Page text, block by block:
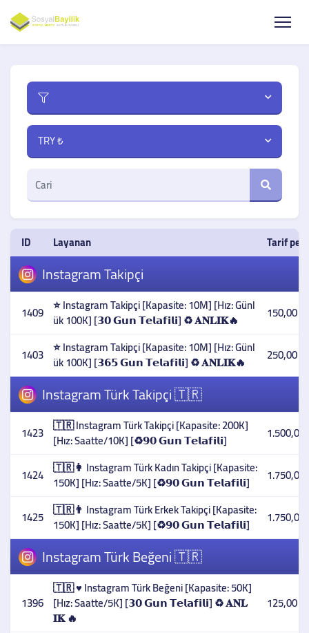
TRY ₺
ID Layanan Tarif per
Instagram Takipçi
1409 ⭐ Instagram Takipçi [Kapasite: 10M] [Hız: Günl
ük 100K] [𝟯𝟬 𝗚𝘂𝗻 𝗧𝗲𝗹𝗮𝗳𝗶𝗹𝗶] ♻️ 𝐀𝐍𝐋𝐈𝐊🔥 150,00 TL
1403 ⭐ Instagram Takipçi [Kapasite: 10M] [Hız: Günl
ük 100K] [𝟯𝟲𝟱 𝗚𝘂𝗻 𝗧𝗲𝗹𝗮𝗳𝗶𝗹𝗶] ♻️ 𝐀𝐍𝐋𝐈𝐊🔥 250,00 TL
Instagram Türk Takipçi 🇹🇷
1423 🇹🇷 Instagram Türk Takipçi [Kapasite: 200K]
[Hız: Saatte/10K] [♻️𝟵𝟬 𝗚𝘂𝗻 𝗧𝗲𝗹𝗮𝗳𝗶𝗹𝗶] 1.500,00
1424 🇹🇷👩 Instagram Türk Kadın Takipçi [Kapasite:
150K] [Hız: Saatte/5K] [♻️𝟵𝟬 𝗚𝘂𝗻 𝗧𝗲𝗹𝗮𝗳𝗶𝗹𝗶] 1.750,00
1425 🇹🇷👨 Instagram Türk Erkek Takipçi [Kapasite:
150K] [Hız: Saatte/5K] [♻️𝟵𝟬 𝗚𝘂𝗻 𝗧𝗲𝗹𝗮𝗳𝗶𝗹𝗶] 1.750,00
Instagram Türk Beğeni 🇹🇷
1396
🇹🇷 ♥️ Instagram Türk Beğeni [Kapasite: 50K]
[Hız: Saatte/5K] [𝟯𝟬 𝗚𝘂𝗻 𝗧𝗲𝗹𝗮𝗳𝗶𝗹𝗶] ♻️ 𝐀𝐍𝐋
𝐈𝐊 🔥
125,00 TL